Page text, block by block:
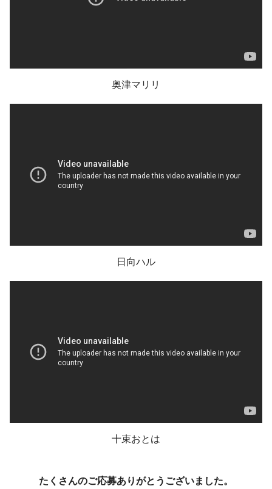
奥津マリリ
日向ハル
十束おとは
たくさんのご応募ありがとうございました。